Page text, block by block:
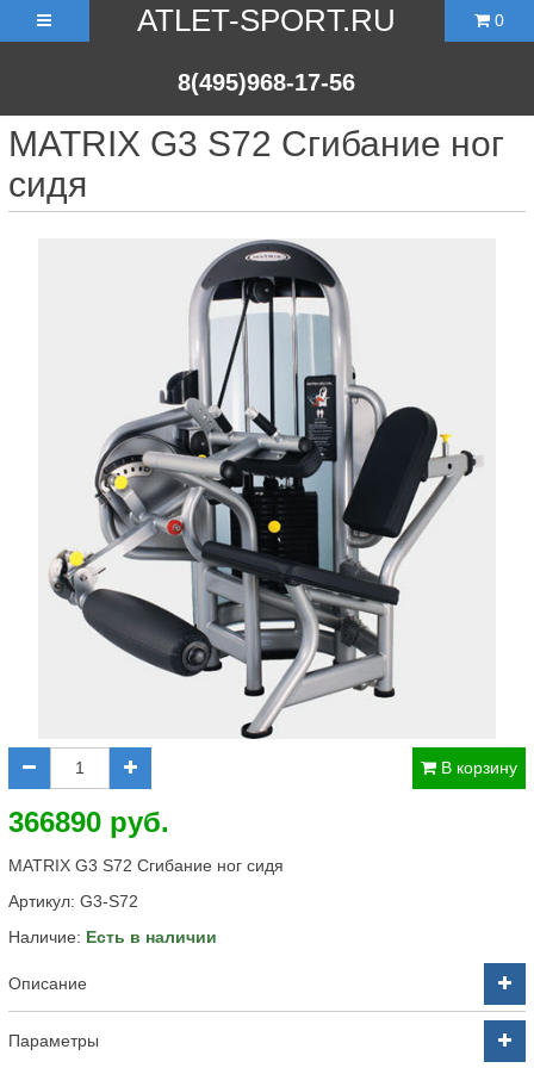
ATLET-SPORT.RU
8(495)968-17-56
0
MATRIX G3 S72 Сгибание ног
сидя
В корзину
366890 руб.
MATRIX G3 S72 Сгибание ног сидя
Артикул: G3-S72
Наличие: Есть в наличии
Описание
Параметры